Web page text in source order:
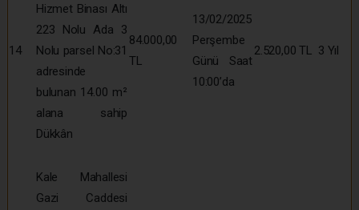
14
Hizmet Binası Altı
223 Nolu Ada 3
Nolu parsel No:31
adresinde
bulunan 14.00 m²
alana sahip
Dükkân
84.000,00
TL
13/02/2025
Perşembe
Günü Saat
10:00’da
2.520,00 TL 3 Yıl
Kale Mahallesi
Gazi Caddesi